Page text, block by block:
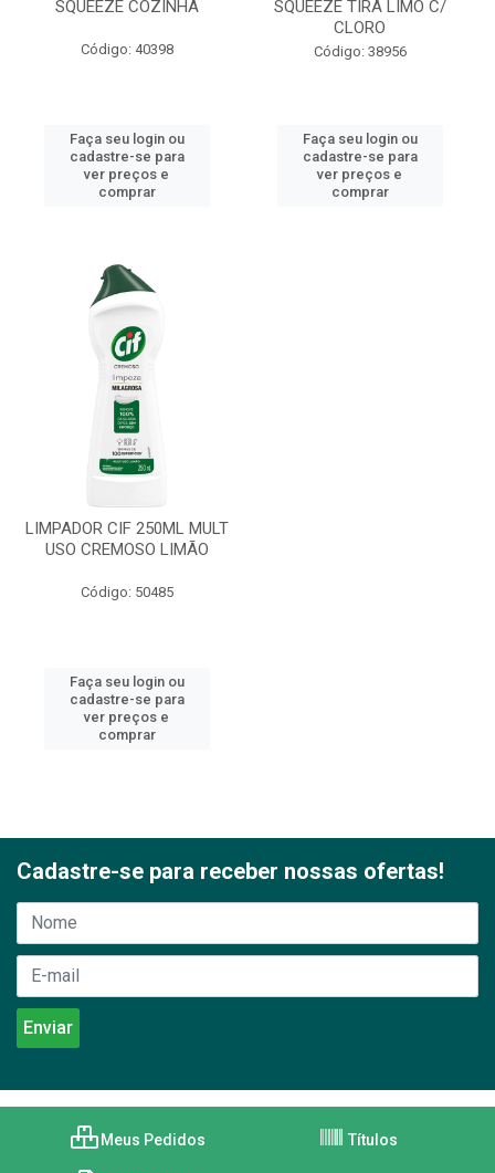
SQUEEZE COZINHA
Código: 40398
Faça seu login ou
cadastre-se para
ver preços e
comprar
SQUEEZE TIRA LIMO C/
CLORO
Código: 38956
Faça seu login ou
cadastre-se para
ver preços e
comprar
LIMPADOR CIF 250ML MULT
USO CREMOSO LIMÃO
Código: 50485
Faça seu login ou
cadastre-se para
ver preços e
comprar
Cadastre-se para receber nossas ofertas!
Meus Pedidos Títulos